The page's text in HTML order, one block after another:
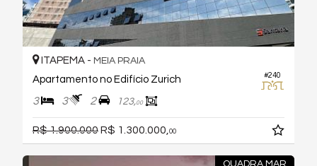
#240
ITAPEMA - MEIA PRAIA
Apartamento no Edifício Zurich
3 3 2 123,00
R$ 1.900.000R$ 1.300.000, 00
QUADRA MAR